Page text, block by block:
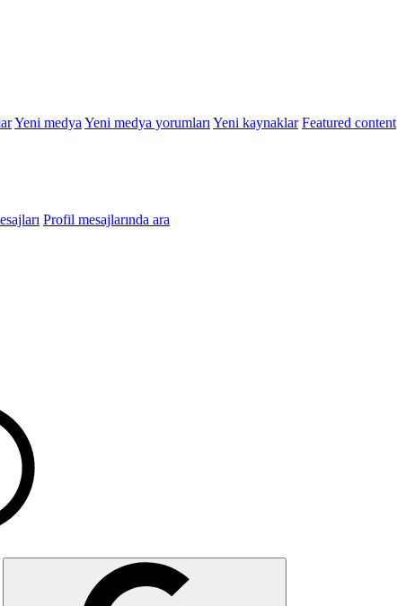
Yeni medya Yeni medya yorumları Yeni kaynaklar Featured content
Profil mesajlarında ara